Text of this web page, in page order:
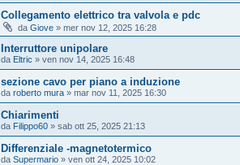
Collegamento elettrico tra valvola e pdc
da Giove » mer nov 12, 2025 16:28
Interruttore unipolare
da Eltric » ven nov 14, 2025 16:48
sezione cavo per piano a induzione
da roberto mura » mar nov 11, 2025 16:30
Chiarimenti
da Filippo60 » sab ott 25, 2025 21:13
Differenziale -magnetotermico
da Supermario » ven ott 24, 2025 10:02